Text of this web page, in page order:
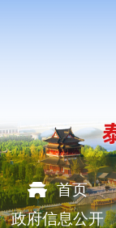
首页
政府信息公开